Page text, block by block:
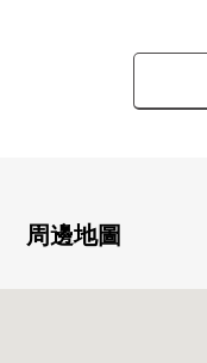
客對應的位置
・在店面、辦公室用
・已經變更，并且容
周邊地圖